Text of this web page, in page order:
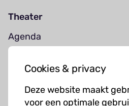
Cookies & privacy
Deze website maakt
voor een optimale
Theater
Agenda
Muziekcursussen